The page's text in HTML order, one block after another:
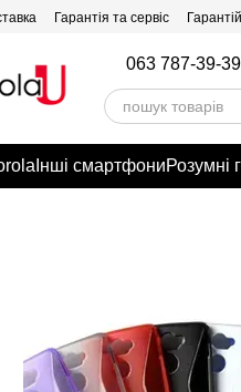
Гарантія та сервіс
063 787-39-39
Інші смартфониРозумні